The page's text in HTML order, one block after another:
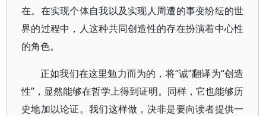
在。在实现个体自我以及实现人周遭的事变纷纭的世
界的过程中，人这种共同创造性的存在扮演着中心性
的角色。
正如我们在这里勉力而为的，将“诚”翻译为“创造
性”，显然能够在哲学上得到证明。同样，它也能够历
史地加以论证。我们这样做，决非是要向读者提供一